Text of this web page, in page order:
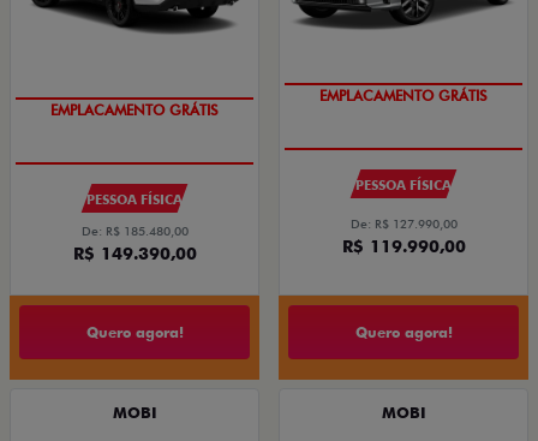
EMPLACAMENTO GRÁTIS
PESSOA FÍSICA
De: R$ 185.480,00
R$ 149.390,00
Quero agora!
EMPLACAMENTO GRÁTIS
PESSOA FÍSICA
De: R$ 127.990,00
R$ 119.990,00
Quero agora!
MOBI MOBI